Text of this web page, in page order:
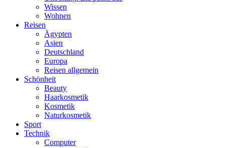
Wissen
Wohnen
Reisen
Ägypten
Asien
Deutschland
Europa
Reisen allgemein
Schönheit
Beauty
Haarkosmetik
Kosmetik
Naturkosmetik
Sport
Technik
Computer